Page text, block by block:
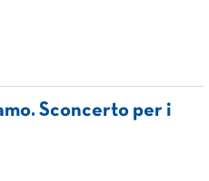
Sconcerto per i